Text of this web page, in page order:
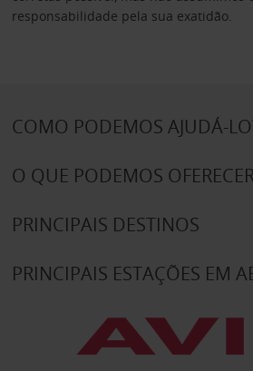
responsabilidade pela sua exatidão.
COMO PODEMOS AJUDÁ-
O QUE PODEMOS
PRINCIPAIS DESTINOS
PRINCIPAIS ESTAÇÕES EM